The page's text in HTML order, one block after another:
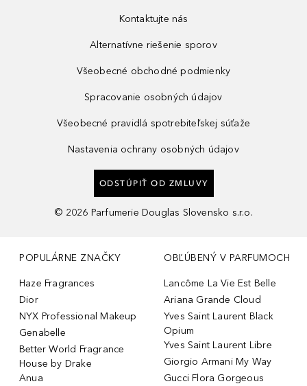
Kontaktujte nás
Alternatívne riešenie sporov
Všeobecné obchodné podmienky
Spracovanie osobných údajov
Všeobecné pravidlá spotrebiteľskej súťaže
Nastavenia ochrany osobných údajov
ODSTÚPIŤ OD ZMLUVY
© 2026 Parfumerie Douglas Slovensko s.r.o.
POPULÁRNE ZNAČKY
Haze Fragrances
Dior
NYX Professional Makeup
Genabelle
Better World Fragrance
House by Drake
Anua
OBĽÚBENÝ V PARFUMOCH
Lancôme La Vie Est Belle
Ariana Grande Cloud
Yves Saint Laurent Black
Opium
Yves Saint Laurent Libre
Giorgio Armani My Way
Gucci Flora Gorgeous